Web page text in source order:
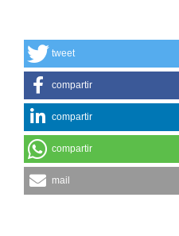
tweet
compartir
compartir
compartir
mail